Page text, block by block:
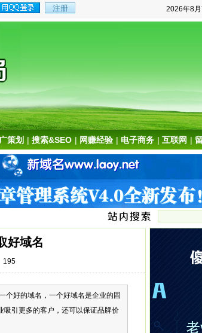
2026年8
策划 | 搜索&SEO | 网赚经验 | 电子商务 | 互联网 |
好域名
195
好的域名，一个好域名是企业的固
吸引更多的客户，还可以保证品牌价